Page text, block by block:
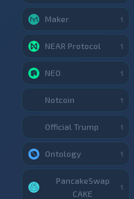
Maker 1
NEAR Protocol 1
NEO 1
Notcoin 1
Official Trump 1
Ontology 1
PancakeSwap
CAKE
1